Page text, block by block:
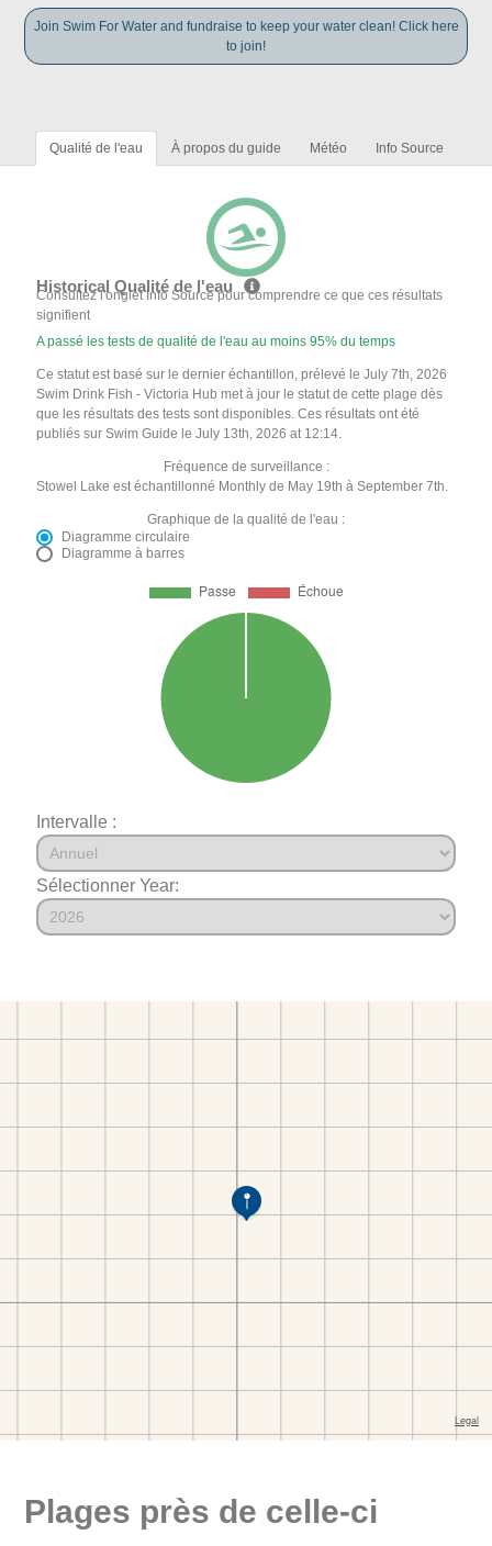
Join Swim For Water and fundraise to keep your water clean! Click here
to join!
Qualité de l'eau À propos du guide Météo Info Source
Historical Qualité de l'eau
Consultez l'onglet Info Source pour comprendre ce que ces résultats
signifient
A passé les tests de qualité de l'eau au moins 95% du temps
Ce statut est basé sur le dernier échantillon, prélevé le July 7th, 2026
Swim Drink Fish - Victoria Hub met à jour le statut de cette plage dès
que les résultats des tests sont disponibles. Ces résultats ont été
publiés sur Swim Guide le July 13th, 2026 at 12:14.
Fréquence de surveillance :
Stowel Lake est échantillonné Monthly de May 19th à September 7th.
Graphique de la qualité de l'eau :
Diagramme circulaire
Diagramme à barres
Intervalle :
Sélectionner Year:
Plages près de celle-ci